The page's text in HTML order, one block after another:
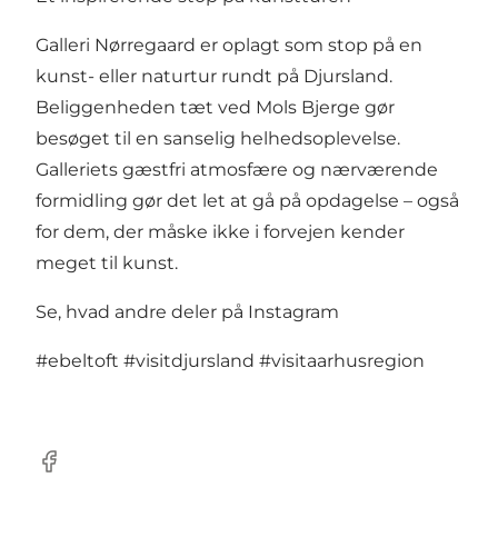
Galleri Nørregaard er oplagt som stop på en
kunst- eller naturtur rundt på Djursland.
Beliggenheden tæt ved Mols Bjerge gør
besøget til en sanselig helhedsoplevelse.
Galleriets gæstfri atmosfære og nærværende
formidling gør det let at gå på opdagelse – også
for dem, der måske ikke i forvejen kender
meget til kunst.
Se, hvad andre deler på Instagram
#ebeltoft #visitdjursland #visitaarhusregion
Facebook